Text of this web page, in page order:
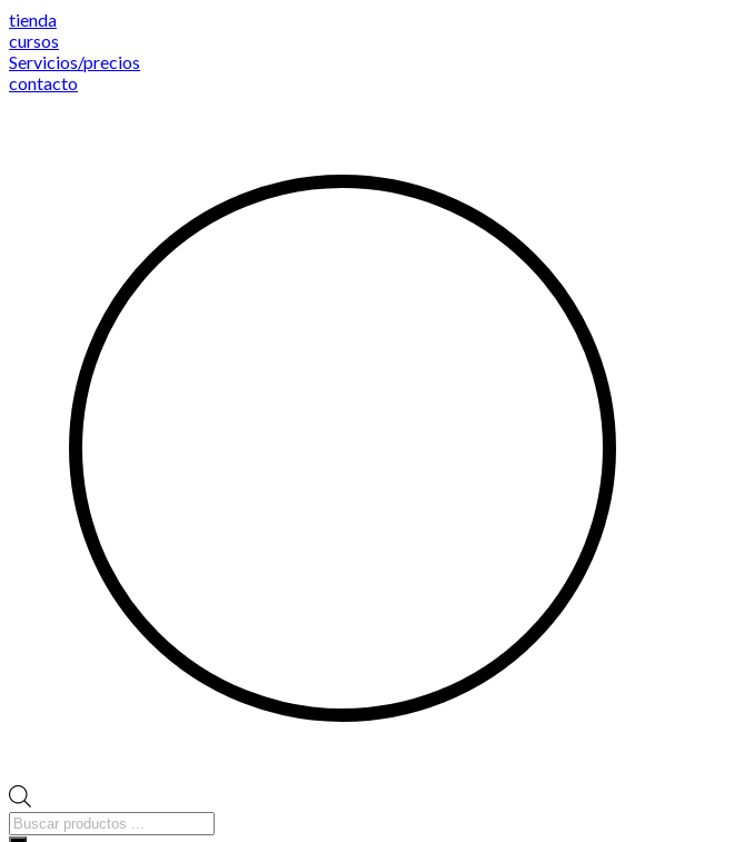
Saltar
al
contenido
tienda
cursos
Servicios/precios
contacto
Búsqueda